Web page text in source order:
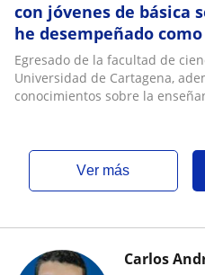
con jóvenes de básica
he desempeñado
Sociales, Catedra de la
Egresado de la facultad de
Universidad de Cartagena,
conocimientos sobre la
ver más
Carlos